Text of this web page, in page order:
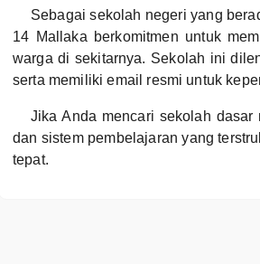
Sebagai sekolah negeri yang
14 Mallaka berkomitmen untuk
warga di sekitarnya. Sekolah ini
serta memiliki email resmi untuk
Jika Anda mencari sekolah
dan sistem pembelajaran yang
tepat.